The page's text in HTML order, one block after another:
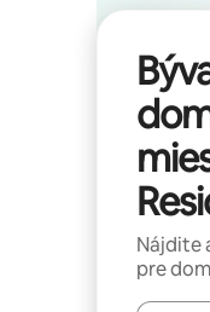
Nájdite
pre